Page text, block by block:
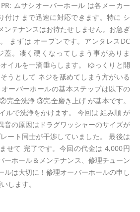
ムサシオーバーホール は各メーカー
付け まで迅速に対応できます。特に シ
ンテナンスはお待たせしません。お急ぎ
まずは オープンです。アンタレスDC
。凄く硬くなってしまう事がありま
イルを一滴垂らします。 ゆっくりと開
うとして ネジを舐めてしまう方がいる
ーバーホールの基本ステップは以下の
全洗浄 ③完全磨き上げ が基本です。
ルで洗浄をかけます。 今回は 組み順 が
音の原因はドラグワッシャーのサイズが
ート同士が干渉していました。 最後は
せて 完了です。今回の代金は 4,000円
ーホール＆メンテナンス、修理チューン
ルは大切に！修理オーバーホールの申し
します。